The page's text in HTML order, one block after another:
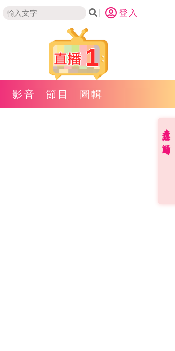
登入
1
影音 節目 圖輯
直播✦活動